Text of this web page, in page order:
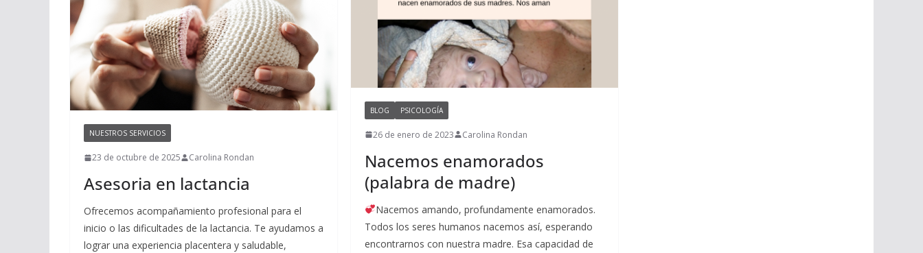
NUESTROS SERVICIOS
23 de octubre de 2025 Carolina Rondan
Asesoria en lactancia
Ofrecemos acompañamiento profesional para el
inicio o las dificultades de la lactancia. Te ayudamos a
lograr una experiencia placentera y saludable,
BLOG PSICOLOGÍA
26 de enero de 2023 Carolina Rondan
Nacemos enamorados
(palabra de madre)
Nacemos amando, profundamente enamorados.
Todos los seres humanos nacemos así, esperando
encontrarnos con nuestra madre. Esa capacidad de